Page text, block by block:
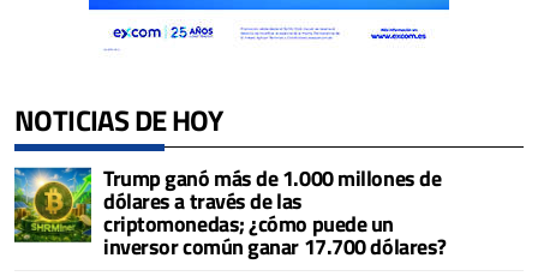
NOTICIAS DE HOY
Trump ganó más de 1.000 millones de
dólares a través de las
criptomonedas; ¿cómo puede un
inversor común ganar 17.700 dólares?